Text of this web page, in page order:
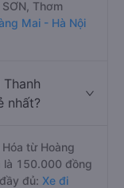
Thơm
Mai - Hà Nội
nhất?
từ Hoàng
là 150.000 đồng
đủ: Xe đi